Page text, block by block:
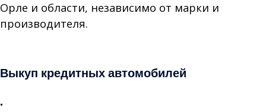
Орле и области, независимо от марки и
производителя.
Выкуп кредитных автомобилей
.